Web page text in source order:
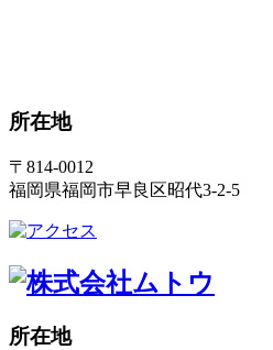
所在地
〒814-0012
福岡県福岡市早良区昭代3-2-5
所在地